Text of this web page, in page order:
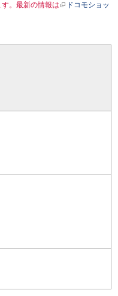
。最新の情報は
ドコモショッ